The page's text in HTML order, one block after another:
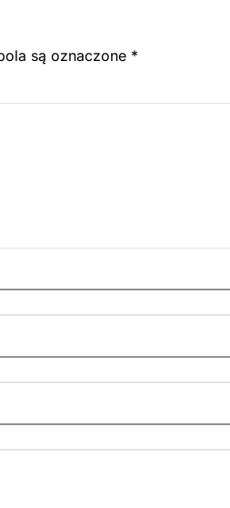
są oznaczone *